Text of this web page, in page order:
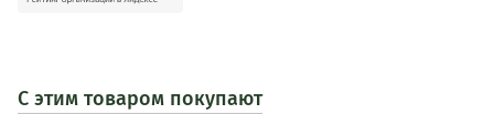
С этим товаром покупают